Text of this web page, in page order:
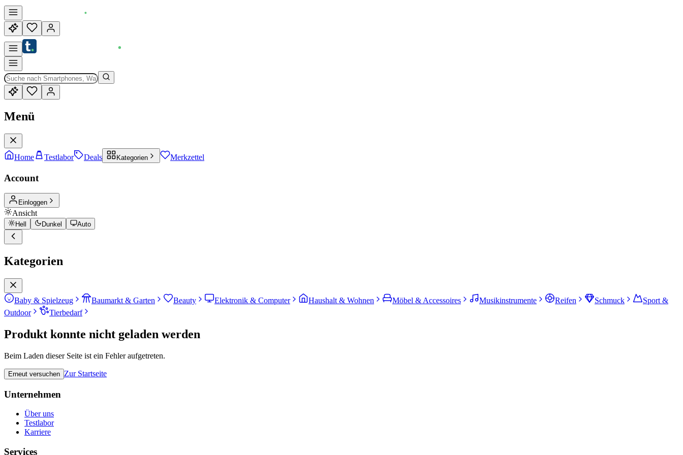
Menü
Home Testlabor Deals Kategorien Merkzettel
Account
Einloggen
Ansicht
Hell Dunkel Auto
Kategorien
Baby & Spielzeug Baumarkt & Garten Beauty Elektronik & Computer Haushalt & Wohnen Möbel & Accessoires Musikinstrumente Reifen Schmuck
Sport &
Outdoor
Tierbedarf
Produkt konnte nicht geladen werden
Beim Laden dieser Seite ist ein Fehler aufgetreten.
Erneut versuchen Zur Startseite
Unternehmen
Über uns
Testlabor
Karriere
Services